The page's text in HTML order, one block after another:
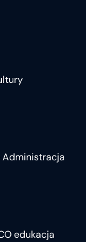
Administracja
edukacja